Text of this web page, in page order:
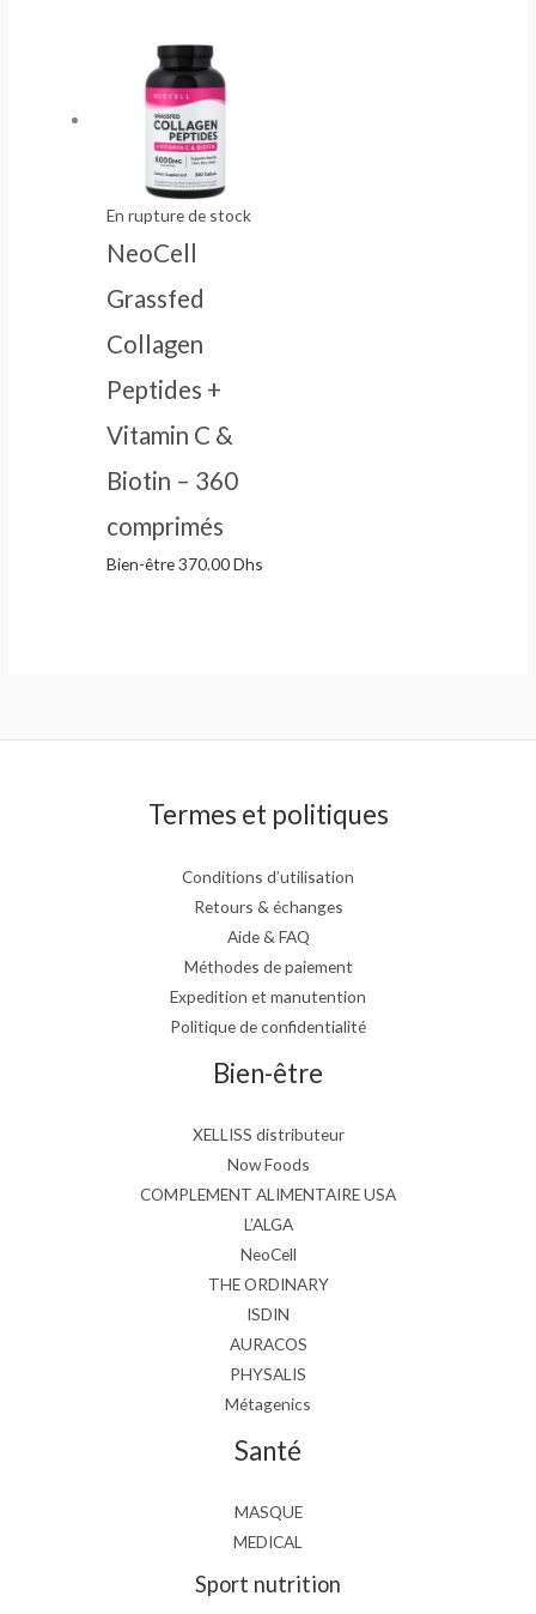
En rupture de stock
NeoCell
Grassfed
Collagen
Peptides +
Vitamin C &
Biotin – 360
comprimés
Bien-être370.00Dhs
Termes et politiques
Conditions d’utilisation
Retours & échanges
Aide & FAQ
Méthodes de paiement
Expedition et manutention
Politique de confidentialité
Bien-être
XELLISS distributeur
Now Foods
COMPLEMENT ALIMENTAIRE USA
L’ALGA
NeoCell
THE ORDINARY
ISDIN
AURACOS
PHYSALIS
Métagenics
Santé
MASQUE
MEDICAL
Sport nutrition